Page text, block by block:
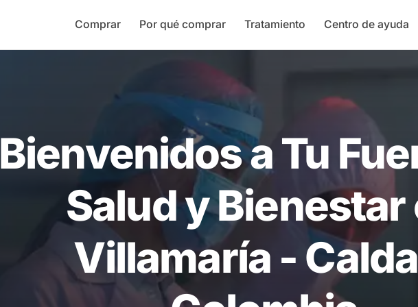
Comprar Por qué comprar Tratamiento Centro de ayuda
Bienvenidos a Tu
Salud y Bienestar
Villamaría -